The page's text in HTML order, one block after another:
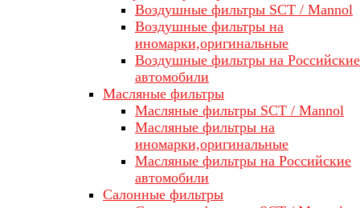
Воздушные фильтры SCT / Mannol
Воздушные фильтры на
иномарки,оригинальные
Воздушные фильтры на Российские
автомобили
Масляные фильтры
Масляные фильтры SCT / Mannol
Масляные фильтры на
иномарки,оригинальные
Масляные фильтры на Российские
автомобили
Салонные фильтры